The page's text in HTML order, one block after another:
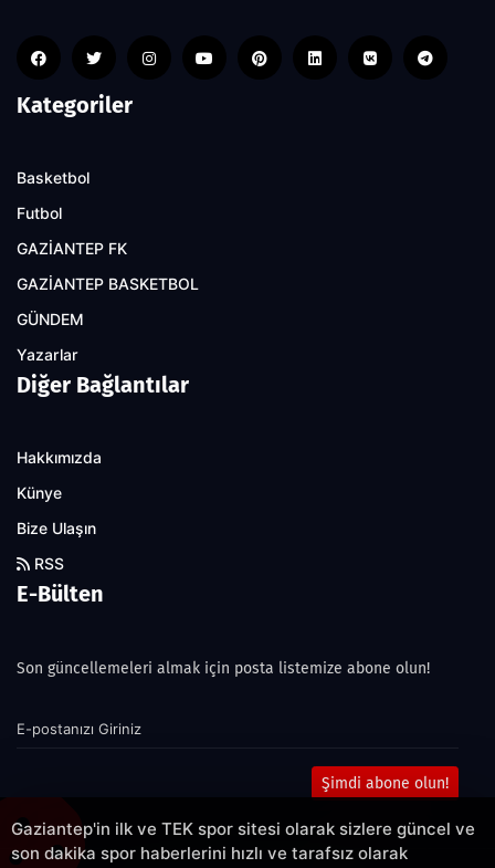
Kategoriler
Basketbol
Futbol
GAZİANTEP FK
GAZİANTEP BASKETBOL
GÜNDEM
Yazarlar
Diğer Bağlantılar
Hakkımızda
Künye
Bize Ulaşın
RSS
E-Bülten
Son güncellemeleri almak için posta listemize abone olun!
Şimdi abone olun!
Gaziantep'in ilk ve TEK spor sitesi olarak sizlere güncel ve
son dakika spor haberlerini hızlı ve tarafsız olarak